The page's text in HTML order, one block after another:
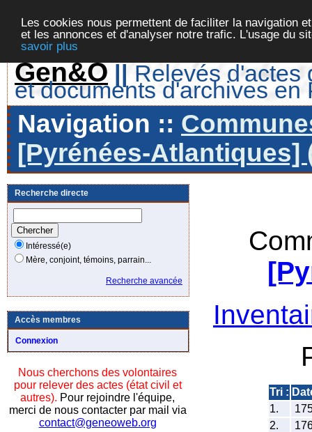
Les cookies nous permettent de faciliter la navigation
et les annonces et d'analyser notre trafic. L'usage du
savoir plus
Gen&O || Relevés d'actes
et documents d'archives en
Navigation ::
[Pyrénées-Atlantiques]
Recherche directe
Intéressé(e)
Mère, conjoint, témoins, parrain...
Recherche avancée
Accès membres
Connexion
Nous cherchons des volontaires
pour relever des actes (état civil et
autres). Pour rejoindre l'équipe,
merci de nous contacter par mail via
contact@geneoweb.org
Tri :
1.
2.